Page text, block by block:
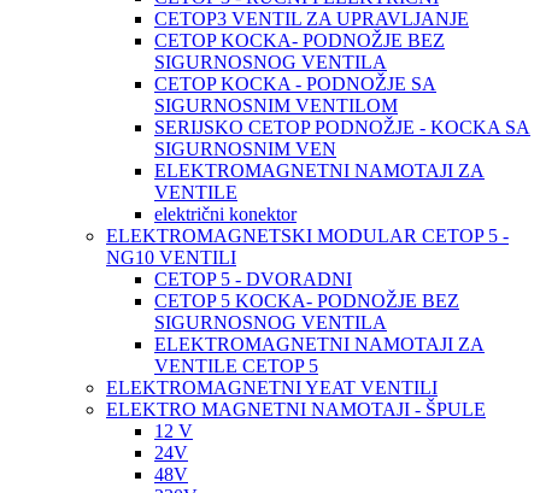
CETOP3 VENTIL ZA UPRAVLJANJE
CETOP KOCKA- PODNOŽJE BEZ
SIGURNOSNOG VENTILA
CETOP KOCKA - PODNOŽJE SA
SIGURNOSNIM VENTILOM
SERIJSKO CETOP PODNOŽJE - KOCKA SA
SIGURNOSNIM VEN
ELEKTROMAGNETNI NAMOTAJI ZA
VENTILE
električni konektor
ELEKTROMAGNETSKI MODULAR CETOP 5 -
NG10 VENTILI
CETOP 5 - DVORADNI
CETOP 5 KOCKA- PODNOŽJE BEZ
SIGURNOSNOG VENTILA
ELEKTROMAGNETNI NAMOTAJI ZA
VENTILE CETOP 5
ELEKTROMAGNETNI YEAT VENTILI
ELEKTRO MAGNETNI NAMOTAJI - ŠPULE
12 V
24V
48V